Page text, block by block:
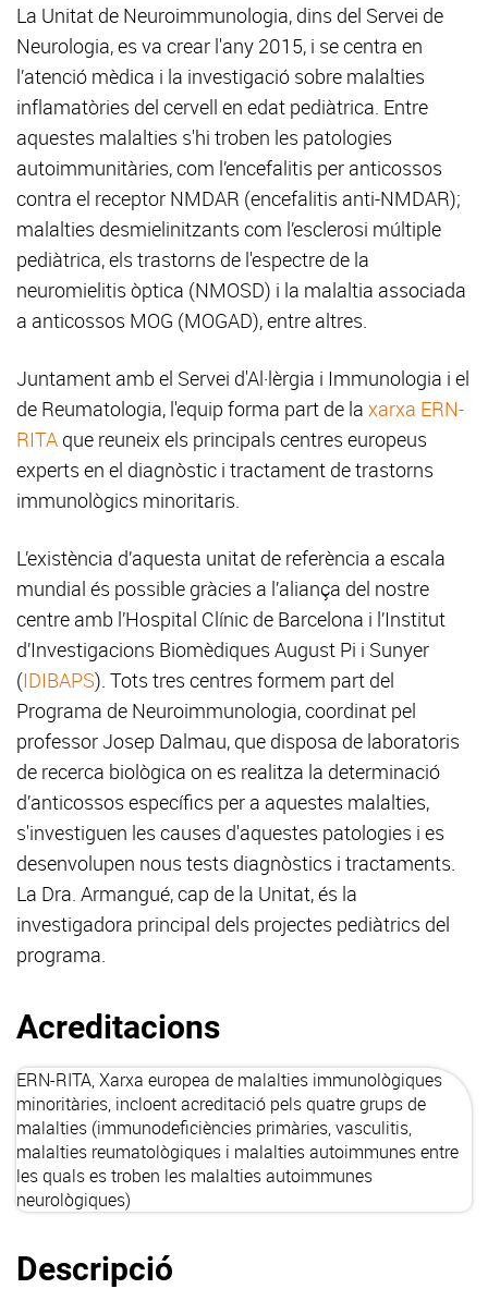
La Unitat de Neuroimmunologia, dins del Servei de
Neurologia, es va crear l'any 2015, i se centra en
l’atenció mèdica i la investigació sobre malalties
inflamatòries del cervell en edat pediàtrica. Entre
aquestes malalties s'hi troben les patologies
autoimmunitàries, com l’encefalitis per anticossos
contra el receptor NMDAR (encefalitis anti-NMDAR);
malalties desmielinitzants com l’esclerosi múltiple
pediàtrica, els trastorns de l'espectre de la
neuromielitis òptica (NMOSD) i la malaltia associada
a anticossos MOG (MOGAD), entre altres.
Juntament amb el Servei d'Al·lèrgia i Immunologia i el
de Reumatologia, l'equip forma part de la xarxa ERN-
RITA que reuneix els principals centres europeus
experts en el diagnòstic i tractament de trastorns
immunològics minoritaris.
L’existència d’aquesta unitat de referència a escala
mundial és possible gràcies a l’aliança del nostre
centre amb l’Hospital Clínic de Barcelona i l’Institut
d’Investigacions Biomèdiques August Pi i Sunyer
(IDIBAPS). Tots tres centres formem part del
Programa de Neuroimmunologia, coordinat pel
professor Josep Dalmau, que disposa de laboratoris
de recerca biològica on es realitza la determinació
d’anticossos específics per a aquestes malalties,
s'investiguen les causes d'aquestes patologies i es
desenvolupen nous tests diagnòstics i tractaments.
La Dra. Armangué, cap de la Unitat, és la
investigadora principal dels projectes pediàtrics del
programa.
Acreditacions
ERN-RITA, Xarxa europea de malalties immunològiques
minoritàries, incloent acreditació pels quatre grups de
malalties (immunodeficiències primàries, vasculitis,
malalties reumatològiques i malalties autoimmunes entre
les quals es troben les malalties autoimmunes
neurològiques)
Descripció